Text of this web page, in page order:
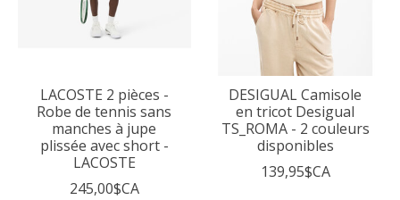
LACOSTE 2 pièces -
Robe de tennis sans
manches à jupe
plissée avec short -
LACOSTE
245,00$CA
DESIGUAL Camisole
en tricot Desigual
TS_ROMA - 2 couleurs
disponibles
139,95$CA